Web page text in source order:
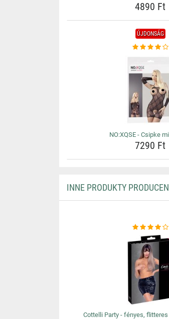
4890 Ft
ÚJDONSÁG
NO:XQSE - Csipke
7290 Ft
INNE PRODUKTY
Cottelli Party - fényes,